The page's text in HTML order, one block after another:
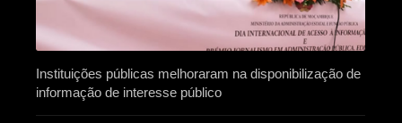
Instituições públicas melhoraram na disponibilização de
informação de interesse público